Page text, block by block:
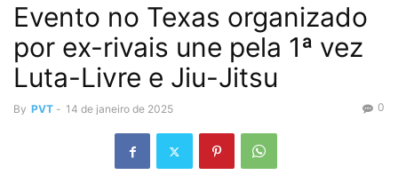
Evento no Texas organizado
por ex-rivais une pela 1ª vez
Luta-Livre e Jiu-Jitsu
By PVT - 14 de janeiro de 2025 0